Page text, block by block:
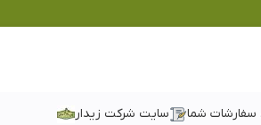
سفارشات شما سایت شرکت زیدار